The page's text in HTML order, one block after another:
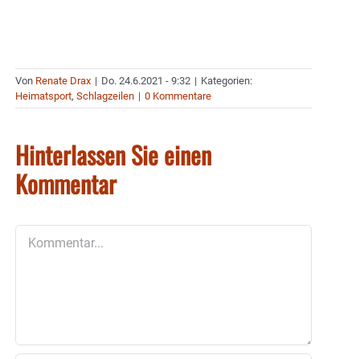
Von Renate Drax | Do. 24.6.2021 - 9:32 | Kategorien:
Heimatsport, Schlagzeilen | 0 Kommentare
Hinterlassen Sie einen
Kommentar